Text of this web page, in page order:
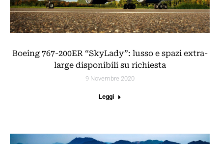
Boeing 767-200ER “SkyLady”: lusso e spazi extra-
large disponibili su richiesta
9 Novembre 2020
Leggi